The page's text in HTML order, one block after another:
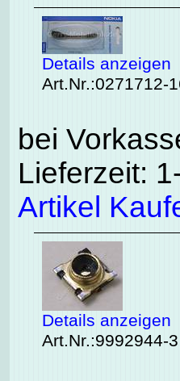
Details anzeigen
Art.Nr.:0271712-
bei
Lieferzeit:
Artikel
Details anzeigen
Art.Nr.:9992944-3